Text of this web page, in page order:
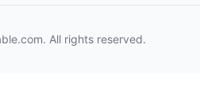
All rights reserved.